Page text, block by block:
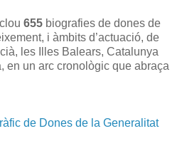
655 biografies de dones de
i àmbits d’actuació, de
les Illes Balears, Catalunya
en un arc cronològic que abraça
de Dones de la Generalitat